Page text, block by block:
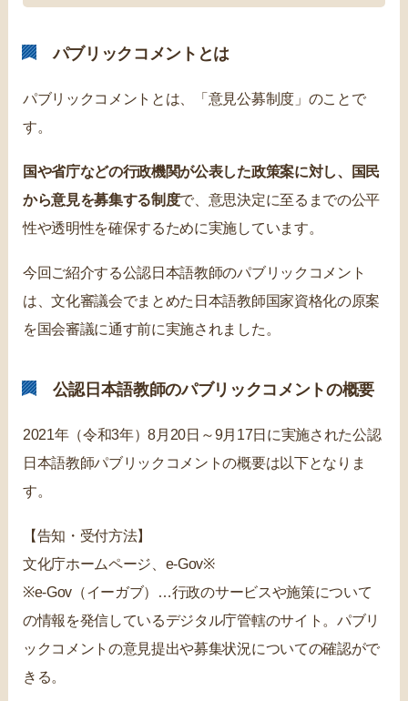
パブリックコメントとは
パブリックコメントとは、「意見公募制度」のことで
す。
国や省庁などの行政機関が公表した政策案に対し、国民
から意見を募集する制度で、意思決定に至るまでの公平
性や透明性を確保するために実施しています。
今回ご紹介する公認日本語教師のパブリックコメント
は、文化審議会でまとめた日本語教師国家資格化の原案
を国会審議に通す前に実施されました。
公認日本語教師のパブリックコメントの概要
2021年（令和3年）8月20日～9月17日に実施された公認
日本語教師パブリックコメントの概要は以下となりま
す。
【告知・受付方法】
文化庁ホームページ、e-Gov※
※e-Gov（イーガブ）…行政のサービスや施策について
の情報を発信しているデジタル庁管轄のサイト。パブリ
ックコメントの意見提出や募集状況についての確認がで
きる。